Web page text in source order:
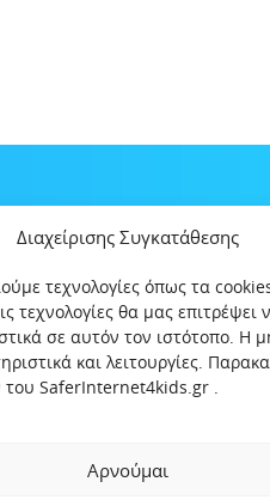
Διαχείρισης Συγκατάθεσης
τεχνολογίες όπως τα
τεχνολογίες θα μας
σε αυτόν τον ιστότοπο.
και λειτουργίες.
του SaferInternet4kids.gr .
Αρνούμαι